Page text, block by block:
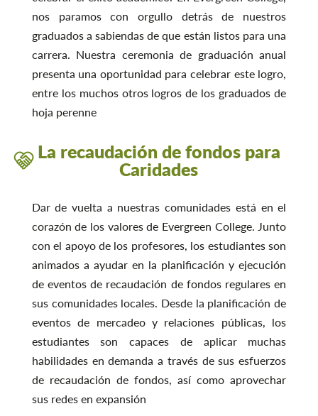
nos paramos con orgullo detrás de nuestros
graduados a sabiendas de que están listos para una
carrera. Nuestra ceremonia de graduación anual
presenta una oportunidad para celebrar este logro,
entre los muchos otros logros de los graduados de
hoja perenne
La recaudación de fondos para
Caridades
Dar de vuelta a nuestras comunidades está en el
corazón de los valores de Evergreen College. Junto
con el apoyo de los profesores, los estudiantes son
animados a ayudar en la planificación y ejecución
de eventos de recaudación de fondos regulares en
sus comunidades locales. Desde la planificación de
eventos de mercadeo y relaciones públicas, los
estudiantes son capaces de aplicar muchas
habilidades en demanda a través de sus esfuerzos
de recaudación de fondos, así como aprovechar
sus redes en expansión